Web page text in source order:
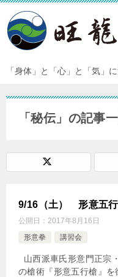
「身体」と「心」と「気」
「秘伝」の記事
9/16（土） 形意五
公開日： 2017年8月16日
形意拳
講習会
山西派車氏形意門正宗
の槍術『形意五行槍』